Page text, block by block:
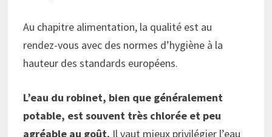
Au chapitre alimentation, la qualité est au
rendez-vous avec des normes d’hygiène à la
hauteur des standards européens.
L’eau du robinet, bien que généralement
potable, est souvent très chlorée et peu
agréable au goût. Il vaut mieux privilégier l’eau